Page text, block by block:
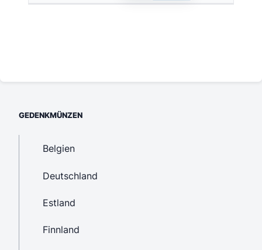
GEDENKMÜNZEN
Belgien
Deutschland
Estland
Finnland